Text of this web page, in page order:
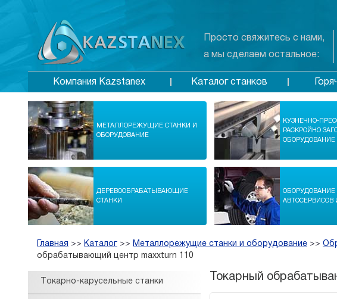
Просто свяжитесь с нами,
а мы сделаем остальное:
Компания Kazstanex Каталог станков
МЕТАЛЛОРЕЖУЩИЕ СТАНКИ И
ОБОРУДОВАНИЕ
КУЗНЕЧНО-
РАСКРОЙНО
ОБОРУДОВАНИЕ
ДЕРЕВООБРАБАТЫВАЮЩИЕ
СТАНКИ
ОБОРУДОВАНИЕ
АВТОСЕРВИСОВ
Главная >> Каталог >> Металлорежущие станки и оборудование >>
обрабатывающий центр maxxturn 110
Tокарнo-карусельные станки Токарный